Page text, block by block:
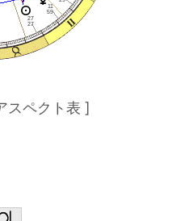
27
27
11
59
スペクト表 ]